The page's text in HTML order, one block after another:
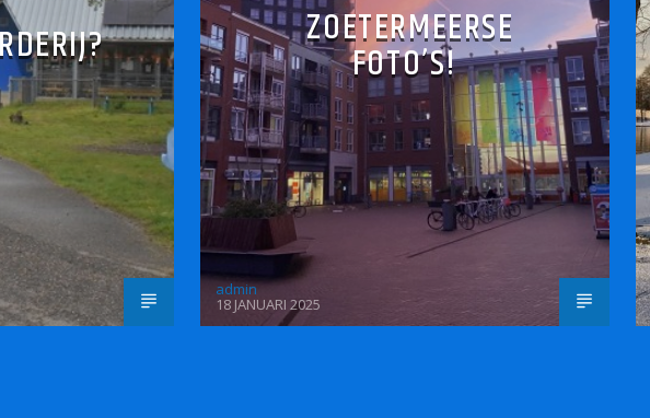
ZOETERMEERSE
FOTO’S!
admin
18 JANUARI 2025